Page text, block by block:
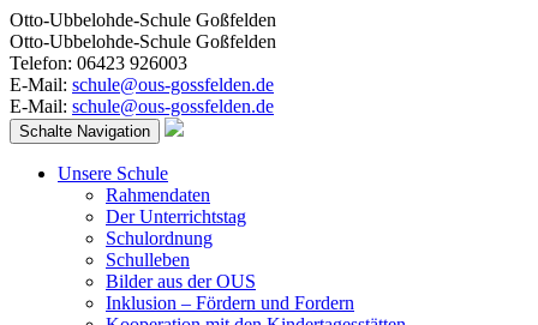
Otto-Ubbelohde-Schule Goßfelden
Otto-Ubbelohde-Schule Goßfelden
Telefon: 06423 926003
E-Mail: schule@ous-gossfelden.de
E-Mail: schule@ous-gossfelden.de
Schalte Navigation
Unsere Schule
Rahmendaten
Der Unterrichtstag
Schulordnung
Schulleben
Bilder aus der OUS
Inklusion – Fördern und Fordern